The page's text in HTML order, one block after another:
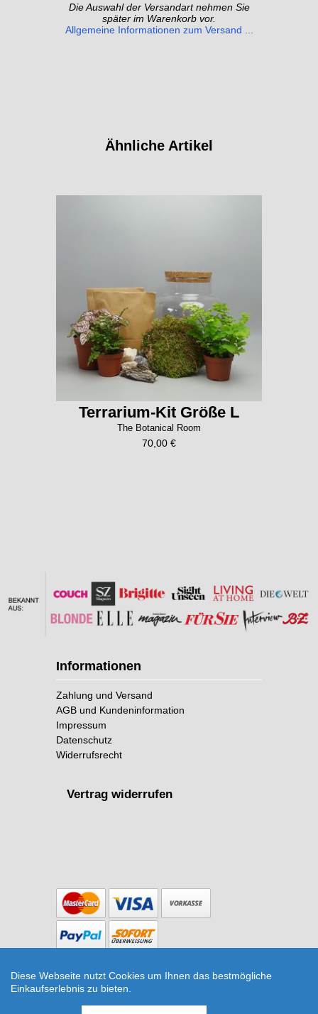
Die Auswahl der Versandart nehmen Sie
später im Warenkorb vor.
Allgemeine Informationen zum Versand ...
Ähnliche Artikel
Terrarium-Kit Größe L
The Botanical Room
70,00 €
Informationen
Zahlung und Versand
AGB und Kundeninformation
Impressum
Datenschutz
Widerrufsrecht
Vertrag widerrufen
Copyright © 2026 The Botanical Room
Terrarium-Kit Größe M zum selber machen für
Zuhause (Terrarium) | Artikelnummer: TerrariumM
Diese Webseite nutzt Cookies um Ihnen das bestmögliche
Einkaufserlebnis zu bieten.